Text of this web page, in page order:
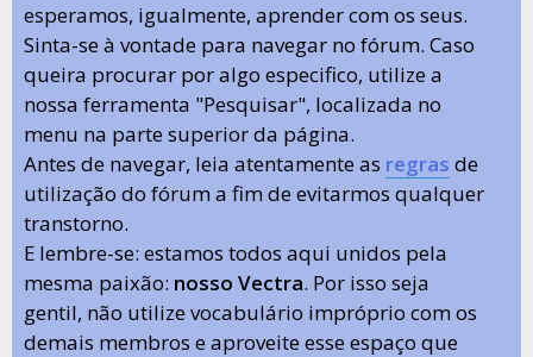
esperamos, igualmente, aprender com os seus.
Sinta-se à vontade para navegar no fórum. Caso
queira procurar por algo especifico, utilize a
nossa ferramenta "Pesquisar", localizada no
menu na parte superior da página.
Antes de navegar, leia atentamente as regras de
utilização do fórum a fim de evitarmos qualquer
transtorno.
E lembre-se: estamos todos aqui unidos pela
mesma paixão: nosso Vectra. Por isso seja
gentil, não utilize vocabulário impróprio com os
demais membros e aproveite esse espaço que